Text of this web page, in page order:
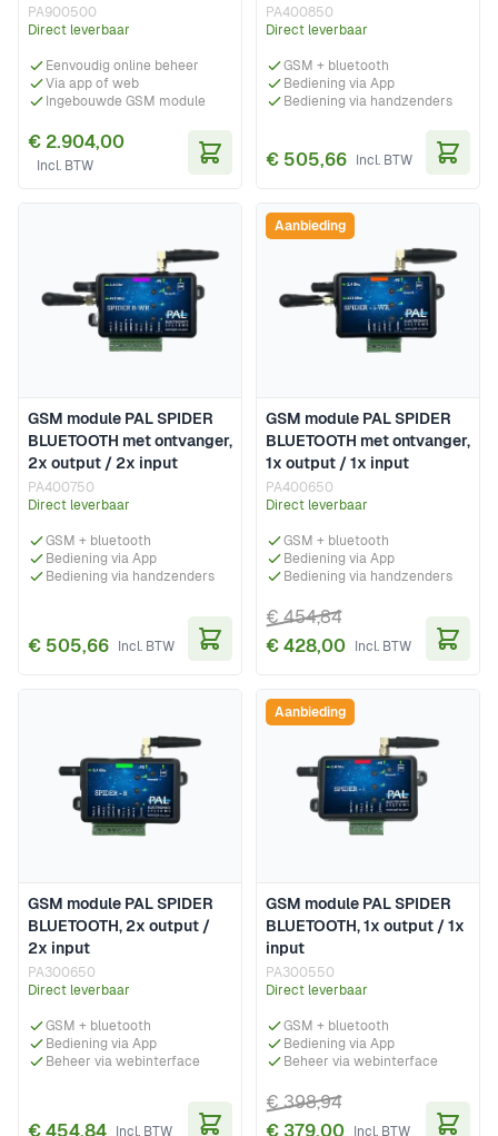
PA900500
Direct leverbaar
Eenvoudig online beheer
Via app of web
Ingebouwde GSM module
€ 2.904,00
PA400850
Direct leverbaar
GSM + bluetooth
Bediening via App
Bediening via handzenders
€ 505,66
GSM module PAL SPIDER
BLUETOOTH met ontvanger,
2x output / 2x input
PA400750
Direct leverbaar
GSM + bluetooth
Bediening via App
Bediening via handzenders
€ 505,66
GSM module PAL SPIDER
BLUETOOTH met ontvanger,
1x output / 1x input
PA400650
Direct leverbaar
GSM + bluetooth
Bediening via App
Bediening via handzenders
€ 428,00
€ 454,84
Aanbieding
GSM module PAL SPIDER
BLUETOOTH, 2x output /
2x input
PA300650
Direct leverbaar
GSM + bluetooth
Bediening via App
Beheer via webinterface
€ 454,84
GSM module PAL SPIDER
BLUETOOTH, 1x output / 1x
input
PA300550
Direct leverbaar
GSM + bluetooth
Bediening via App
Beheer via webinterface
€ 379,00
€ 398,94
Aanbieding